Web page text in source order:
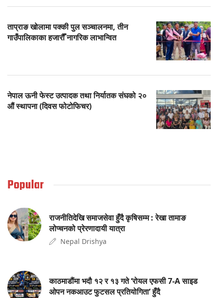
ताप्राङ खोलामा पक्की पुल सञ्चालनमा, तीन
गाउँपालिकाका हजारौँ नागरिक लाभान्वित
नेपाल ऊनी फेस्ट उत्पादक तथा निर्यातक संघको २०
औं स्थापना (दिवस फोटोफिचर)
Popular
राजनीतिदेखि समाजसेवा हुँदै कृषिसम्म : रेखा तामाङ
लोप्चनको प्रेरणादायी यात्रा
Nepal Drishya
काठमाडौंमा भदौ १२ र १३ गते ‘रोयल एफसी 7-A साइड
ओपन नकआउट फुटसल प्रतियोगिता’ हुँदै